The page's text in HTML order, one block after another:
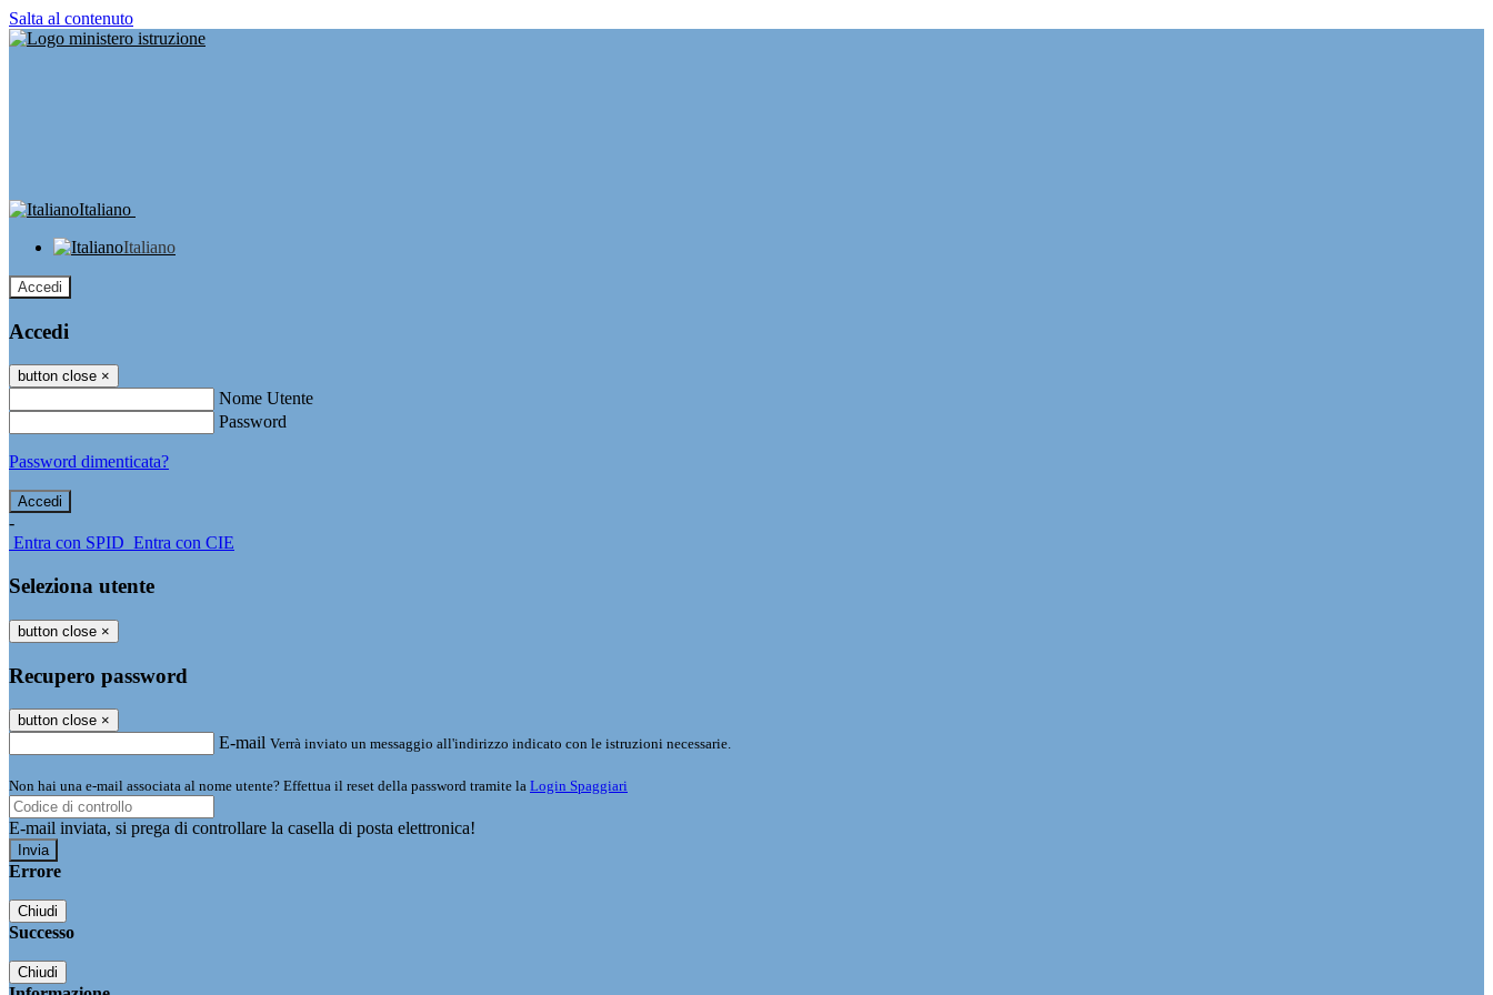
Salta al contenuto
Italiano
Italiano
Accedi
Accedi
button close ×
Nome Utente
Password
Password dimenticata?
-
Entra con SPID Entra con CIE
Seleziona utente
button close ×
Recupero password
button close ×
E-mail Verrà inviato un messaggio all'indirizzo indicato con le istruzioni necessarie.
Non hai una e-mail associata al nome utente? Effettua il reset della password tramite la Login Spaggiari
E-mail inviata, si prega di controllare la casella di posta elettronica!
Errore
Chiudi
Successo
Chiudi